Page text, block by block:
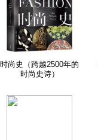
时尚史（跨越2500年的
时尚史诗）